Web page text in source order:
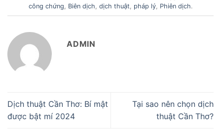
công chứng, Biên dịch, dịch thuật, pháp lý, Phiên dịch.
ADMIN
Dịch thuật Cần Thơ: Bí mật
được bật mí 2024
Tại sao nên chọn dịch
thuật Cần Thơ?